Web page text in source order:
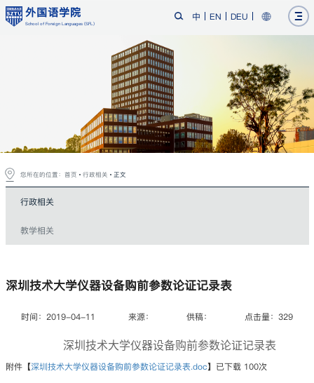
外国语学院
School of Foreign Languages (SFL)
中 EN DEU
行政相关
教学相关
深圳技术大学仪器设备购前参数论证记录表
时间：2019-04-11 来源： 供稿： 点击量： 329
深圳技术大学仪器设备购前参数论证记录表
附件【深圳技术大学仪器设备购前参数论证记录表.doc】已下载 100次